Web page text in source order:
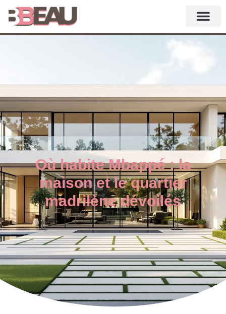
Où habite Mbappé : la
maison et le quartier
madrilène dévoilés